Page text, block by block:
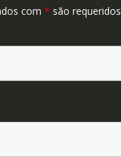
com * são requeridos